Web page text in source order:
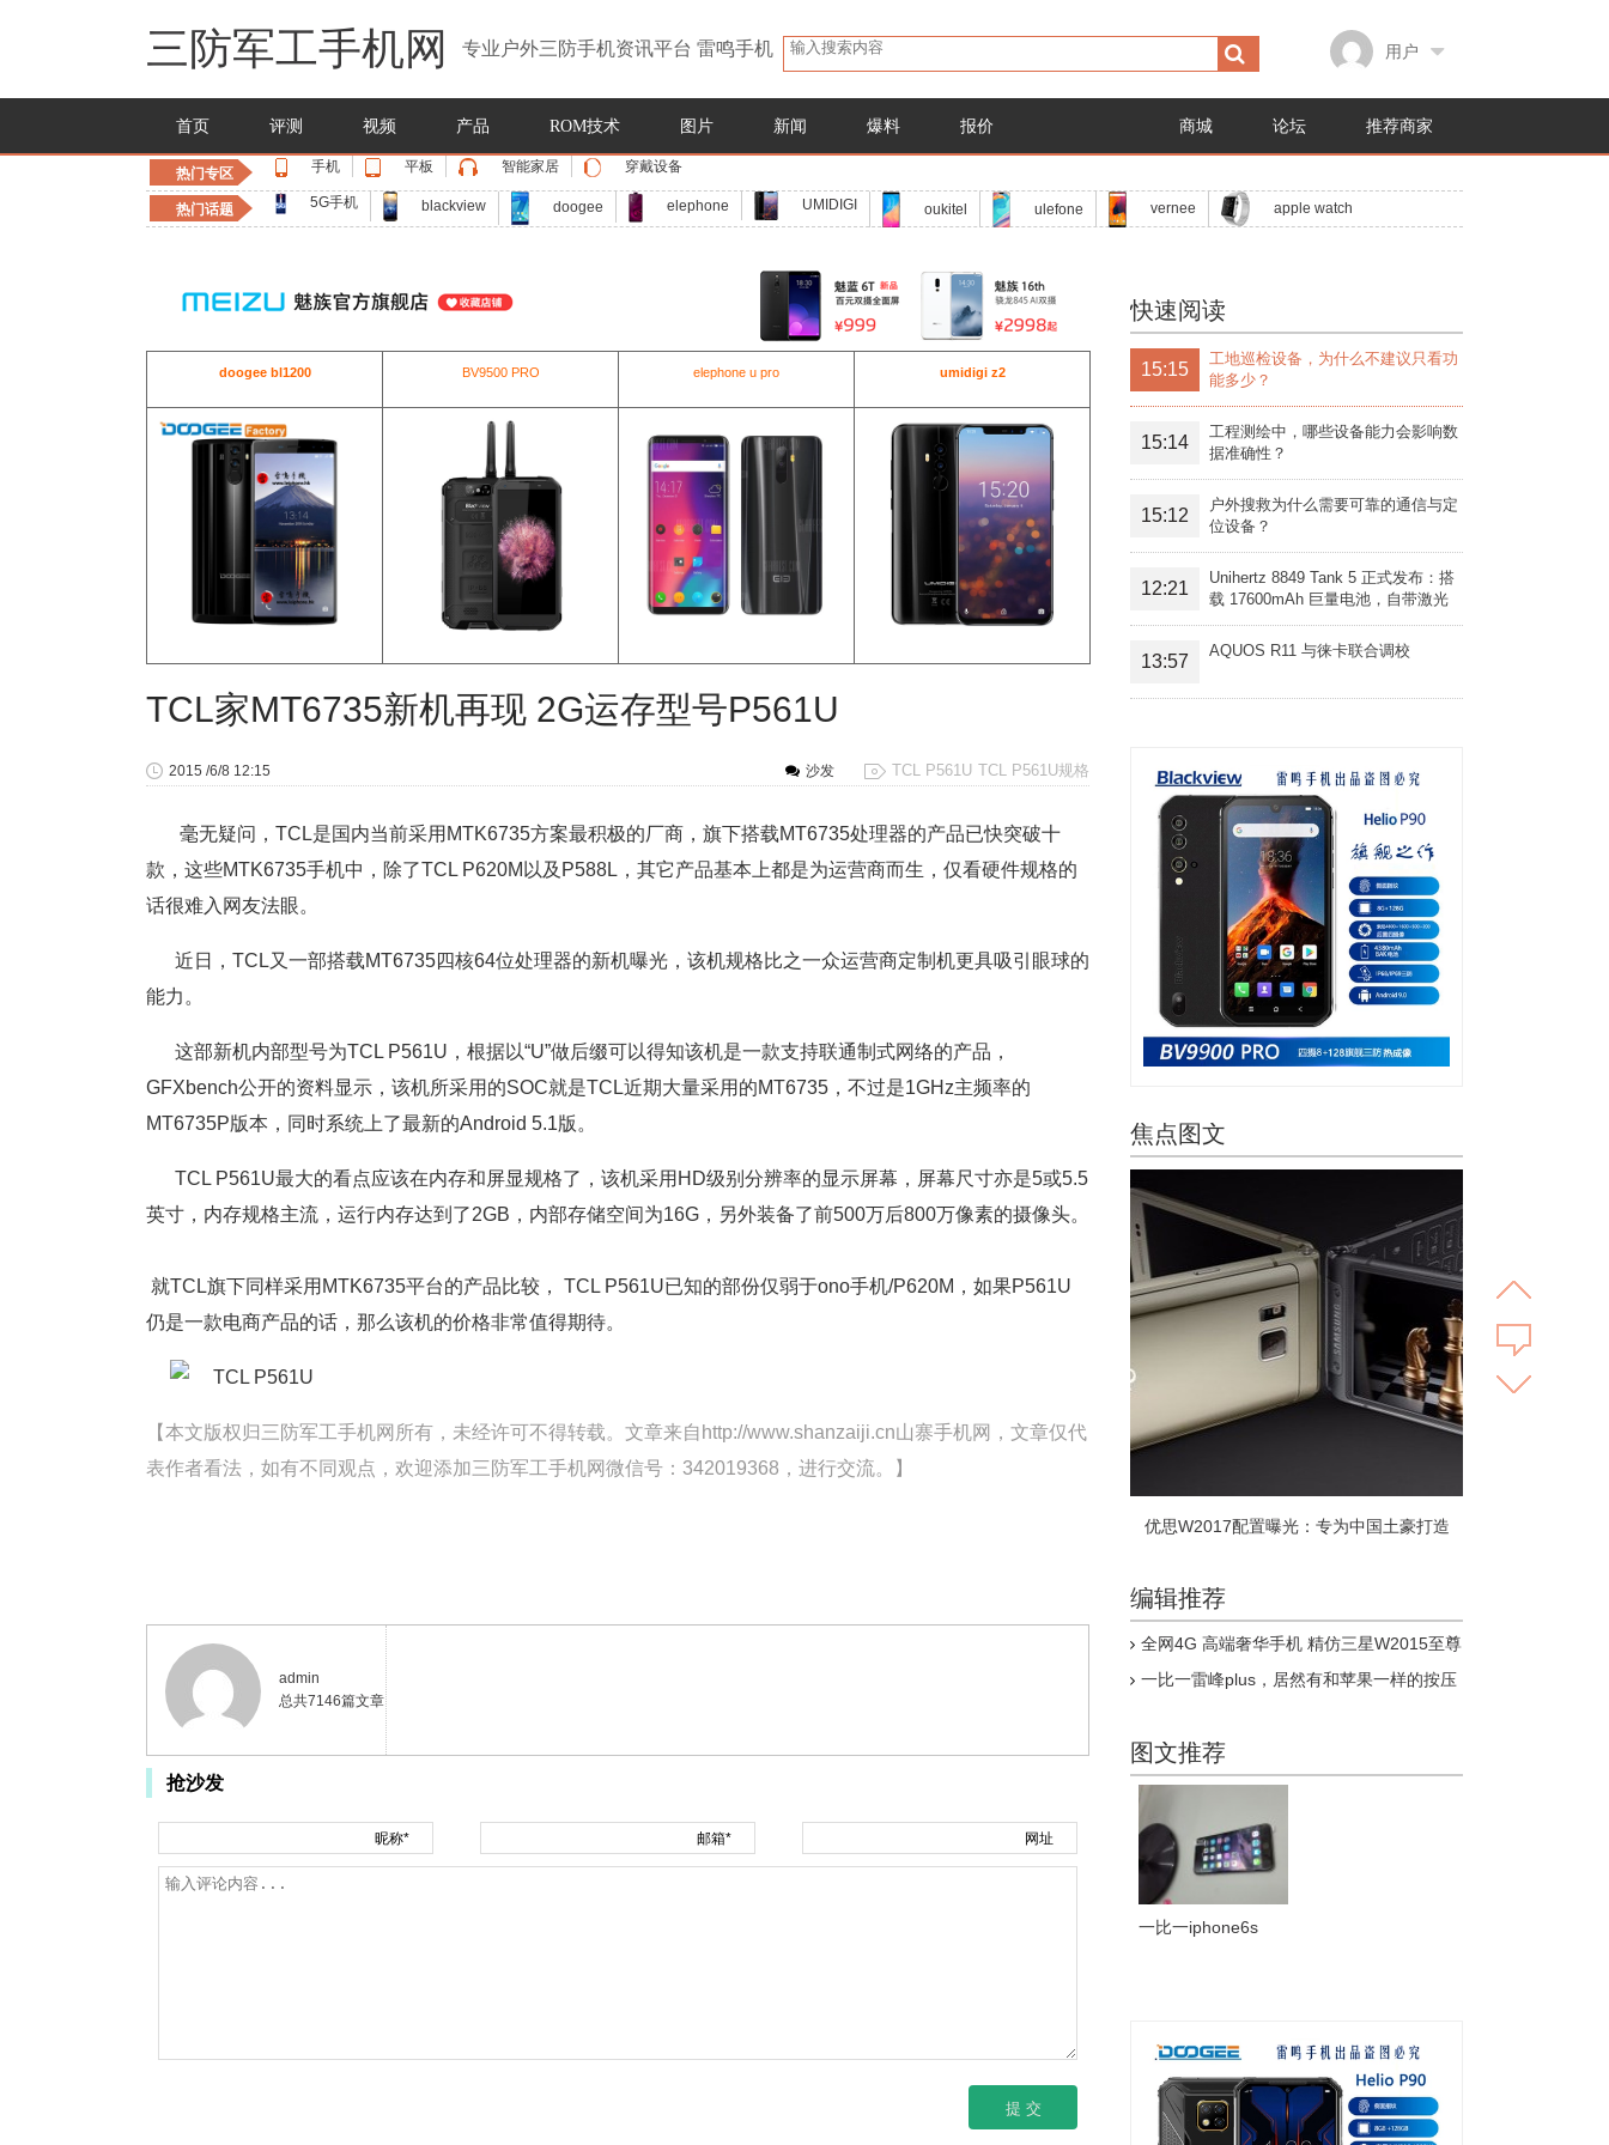
三防军工手机网 专业户外三防手机资讯平台 雷鸣手机 用户
首页 评测 视频 产品 ROM技术 图片 新闻 爆料 报价 商城 论坛 推荐商家
热门专区 手机 平板 智能家居 穿戴设备
热门话题 5G手机 blackview doogee elephone UMIDIGI oukitel ulefone vernee apple watch
doogee bl1200 BV9500 PRO elephone u pro umidigi z2
TCL家MT6735新机再现 2G运存型号P561U
TCL P561U TCL P561U规格
2015 /6/8 12:15 沙发
毫无疑问，TCL是国内当前采用MTK6735方案最积极的厂商，旗下搭载MT6735处理器的产品已快突破十
款，这些MTK6735手机中，除了TCL P620M以及P588L，其它产品基本上都是为运营商而生，仅看硬件规格的
话很难入网友法眼。
近日，TCL又一部搭载MT6735四核64位处理器的新机曝光，该机规格比之一众运营商定制机更具吸引眼球的
能力。
这部新机内部型号为TCL P561U，根据以“U”做后缀可以得知该机是一款支持联通制式网络的产品，
GFXbench公开的资料显示，该机所采用的SOC就是TCL近期大量采用的MT6735，不过是1GHz主频率的
MT6735P版本，同时系统上了最新的Android 5.1版。
TCL P561U最大的看点应该在内存和屏显规格了，该机采用HD级别分辨率的显示屏幕，屏幕尺寸亦是5或5.5
英寸，内存规格主流，运行内存达到了2GB，内部存储空间为16G，另外装备了前500万后800万像素的摄像头。
就TCL旗下同样采用MTK6735平台的产品比较， TCL P561U已知的部份仅弱于ono手机/P620M，如果P561U
仍是一款电商产品的话，那么该机的价格非常值得期待。
【本文版权归三防军工手机网所有，未经许可不得转载。文章来自http://www.shanzaiji.cn山寨手机网，文章仅代
表作者看法，如有不同观点，欢迎添加三防军工手机网微信号：342019368，进行交流。】
admin
总共7146篇文章
抢沙发
昵称* 邮箱* 网址
快速阅读
15:15
工地巡检设备，为什么不建议只看功
能多少？
15:14
工程测绘中，哪些设备能力会影响数
据准确性？
15:12
户外搜救为什么需要可靠的通信与定
位设备？
12:21
Unihertz 8849 Tank 5 正式发布：搭
载 17600mAh 巨量电池，自带激光
投影旗舰三防手机
13:57
AQUOS R11 与徕卡联合调校
焦点图文
优思W2017配置曝光：专为中国土豪打造
编辑推荐
全网4G 高端奢华手机 精仿三星W2015至尊
一比一雷峰plus，居然有和苹果一样的按压
图文推荐
一比一iphone6s